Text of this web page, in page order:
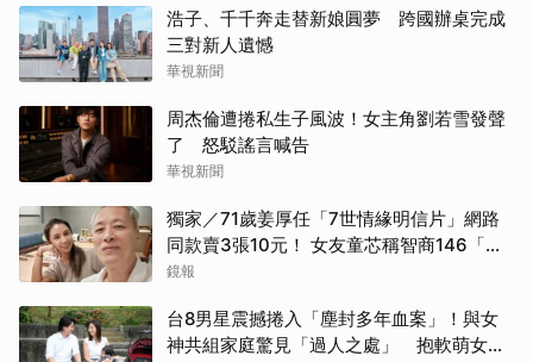
浩子、千千奔走替新娘圓夢 跨國辦桌完成
三對新人遺憾
華視新聞
周杰倫遭捲私生子風波！女主角劉若雪發聲
了 怒駁謠言喊告
華視新聞
獨家／71歲姜厚任「7世情緣明信片」網路
同款賣3張10元！ 女友童芯稱智商146「台
大3碩1博」 台灣大學回應了！
鏡報
台8男星震撼捲入「塵封多年血案」！與女
神共組家庭驚見「過人之處」 抱軟萌女娃